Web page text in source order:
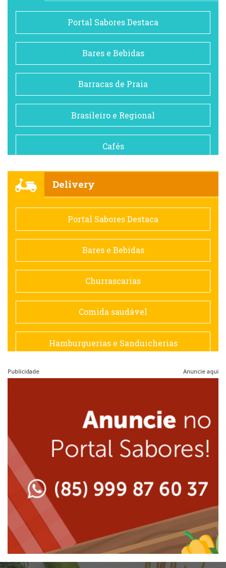
Portal Sabores Destaca
Bares e Bebidas
Barracas de Praia
Brasileiro e Regional
Cafés
Comida saudável
Contemporânea
Doceria
Espanhola
Francesa
Japonesa e Oriental
Lanchonetes
Massas
Peixes e Frutos do Mar
Delivery
Portal Sabores Destaca
Bares e Bebidas
Churrascarias
Comida saudável
Hamburguerias e Sanduicherias
Peixes e Frutos do Mar
Pizzarias
Portuguesa
Publicidade Anuncie aqui